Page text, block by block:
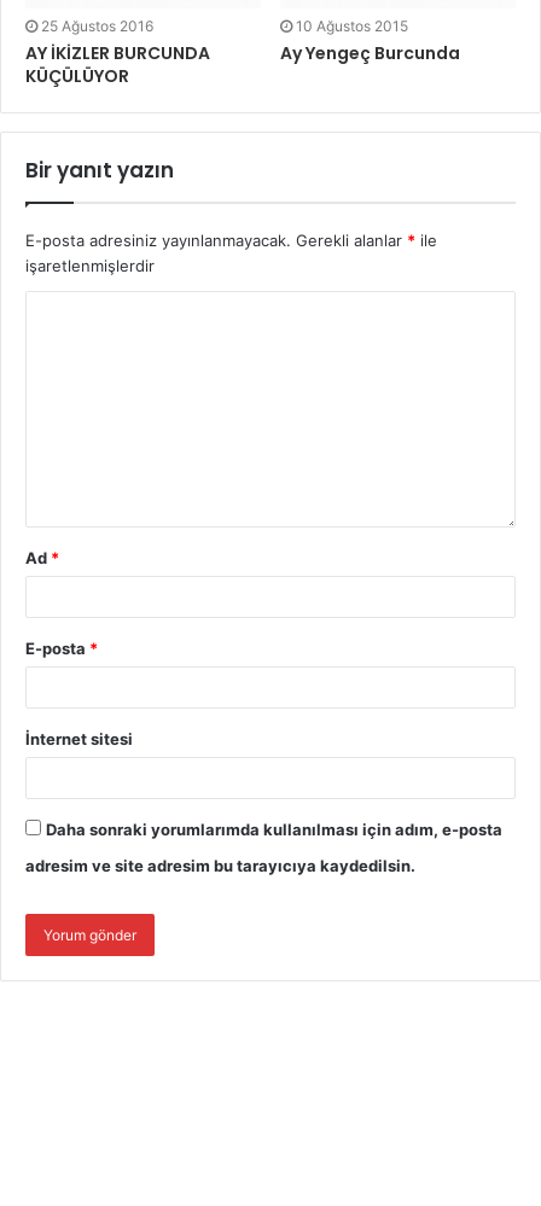
25 Ağustos 2016
AY İKİZLER BURCUNDA
KÜÇÜLÜYOR
10 Ağustos 2015
Ay Yengeç Burcunda
Bir yanıt yazın
E-posta adresiniz yayınlanmayacak. Gerekli alanlar * ile
işaretlenmişlerdir
Ad *
E-posta *
İnternet sitesi
Daha sonraki yorumlarımda kullanılması için adım, e-posta
adresim ve site adresim bu tarayıcıya kaydedilsin.